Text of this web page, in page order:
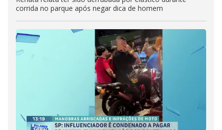
corrida no parque após negar dica de homem